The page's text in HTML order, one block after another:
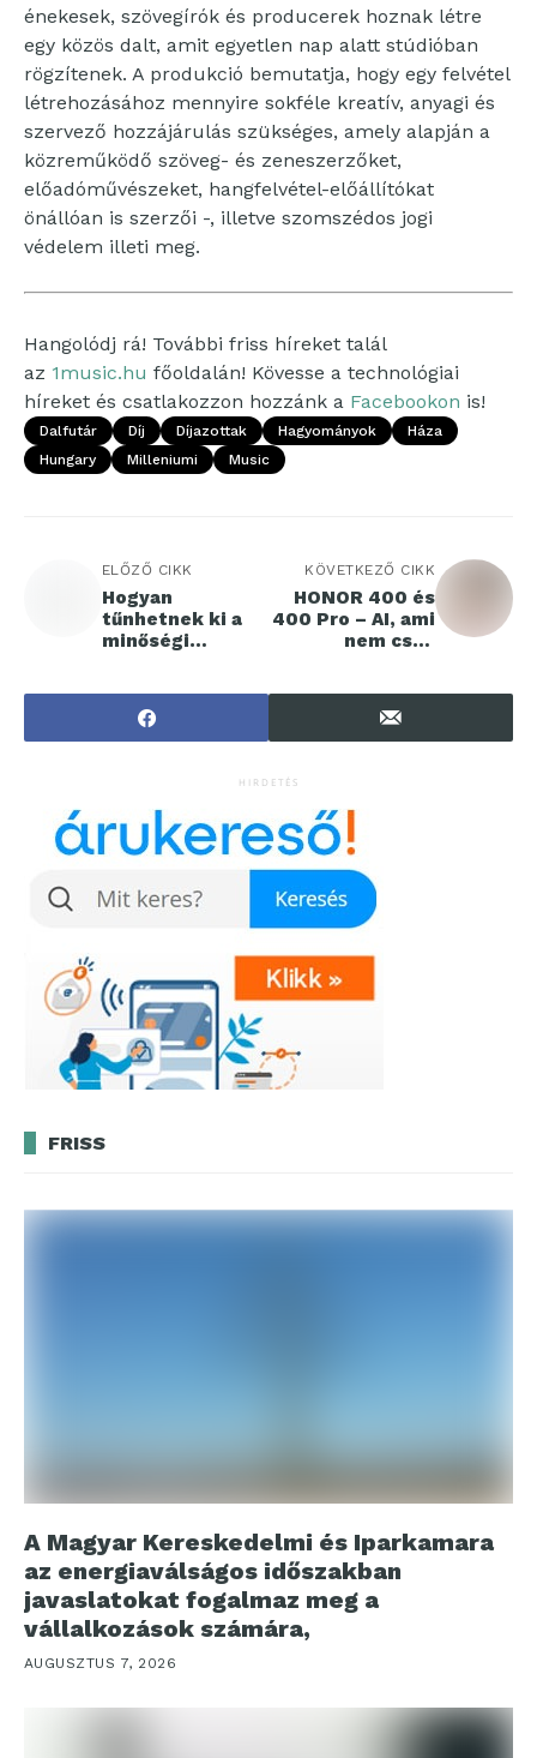
énekesek, szövegírók és producerek hoznak létre
egy közös dalt, amit egyetlen nap alatt stúdióban
rögzítenek. A produkció bemutatja, hogy egy felvétel
létrehozásához mennyire sokféle kreatív, anyagi és
szervező hozzájárulás szükséges, amely alapján a
közreműködő szöveg- és zeneszerzőket,
előadóművészeket, hangfelvétel-előállítókat
önállóan is szerzői -, illetve szomszédos jogi
védelem illeti meg.
Hangolódj rá! További friss híreket talál
az 1music.hu főoldalán! Kövesse a technológiai
híreket és csatlakozzon hozzánk a Facebookon is!
Dalfutár Díj Díjazottak Hagyományok
Háza
Hungary
Milleniumi Music
ELŐZŐ CIKK
Hogyan
tűnhetnek ki a
minőségi
KÖVETKEZŐ CIKK
HONOR 400 és
400 Pro – AI, ami
nem csak
HIRDETÉS
FRISS
A Magyar Kereskedelmi és Iparkamara
az energiaválságos időszakban
javaslatokat fogalmaz meg a
vállalkozások számára,
AUGUSZTUS 7, 2026